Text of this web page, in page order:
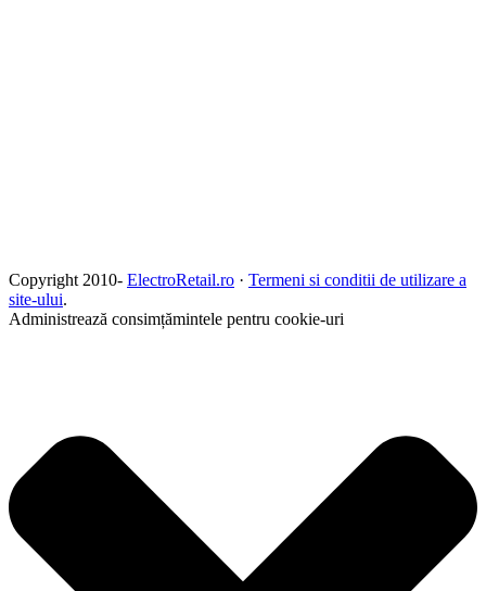
Copyright 2010- ElectroRetail.ro · Termeni si conditii de utilizare a
site-ului.
Administrează consimțămintele pentru cookie-uri